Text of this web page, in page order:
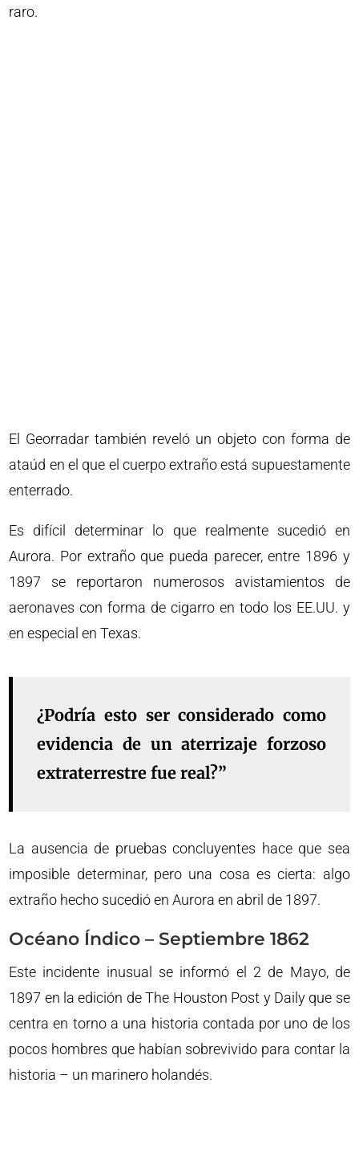
raro.
El Georradar también reveló un objeto con forma de
ataúd en el que el cuerpo extraño está supuestamente
enterrado.
Es difícil determinar lo que realmente sucedió en
Aurora. Por extraño que pueda parecer, entre 1896 y
1897 se reportaron numerosos avistamientos de
aeronaves con forma de cigarro en todo los EE.UU. y
en especial en Texas.
¿Podría esto ser considerado como
evidencia de un aterrizaje forzoso
extraterrestre fue real?”
La ausencia de pruebas concluyentes hace que sea
imposible determinar, pero una cosa es cierta: algo
extraño hecho sucedió en Aurora en abril de 1897.
Océano Índico – Septiembre 1862
Este incidente inusual se informó el 2 de Mayo, de
1897 en la edición de The Houston Post y Daily que se
centra en torno a una historia contada por uno de los
pocos hombres que habían sobrevivido para contar la
historia – un marinero holandés.